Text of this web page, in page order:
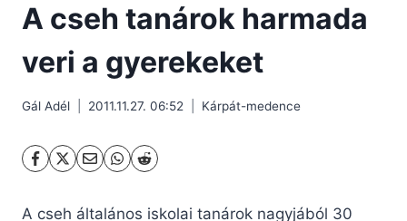
A cseh tanárok harmada
veri a gyerekeket
Gál Adél 2011.11.27. 06:52 Kárpát-medence
A cseh általános iskolai tanárok nagyjából 30